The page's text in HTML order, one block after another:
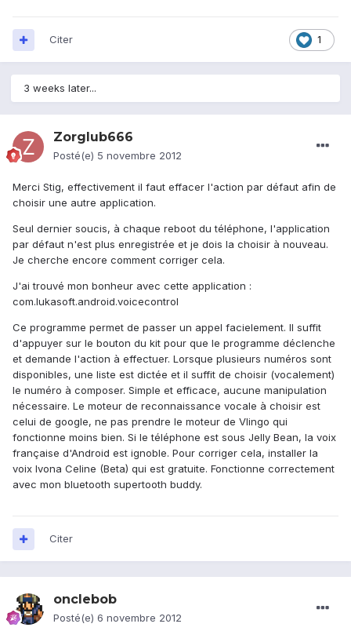
1
Citer
3 weeks later...
Zorglub666
Posté(e) 5 novembre 2012
Merci Stig, effectivement il faut effacer l'action par défaut afin de
choisir une autre application.
Seul dernier soucis, à chaque reboot du téléphone, l'application
par défaut n'est plus enregistrée et je dois la choisir à nouveau.
Je cherche encore comment corriger cela.
J'ai trouvé mon bonheur avec cette application :
com.lukasoft.android.voicecontrol
Ce programme permet de passer un appel facielement. Il suffit
d'appuyer sur le bouton du kit pour que le programme déclenche
et demande l'action à effectuer. Lorsque plusieurs numéros sont
disponibles, une liste est dictée et il suffit de choisir (vocalement)
le numéro à composer. Simple et efficace, aucune manipulation
nécessaire. Le moteur de reconnaissance vocale à choisir est
celui de google, ne pas prendre le moteur de Vlingo qui
fonctionne moins bien. Si le téléphone est sous Jelly Bean, la voix
française d'Android est ignoble. Pour corriger cela, installer la
voix Ivona Celine (Beta) qui est gratuite. Fonctionne correctement
avec mon bluetooth supertooth buddy.
Citer
onclebob
Posté(e) 6 novembre 2012